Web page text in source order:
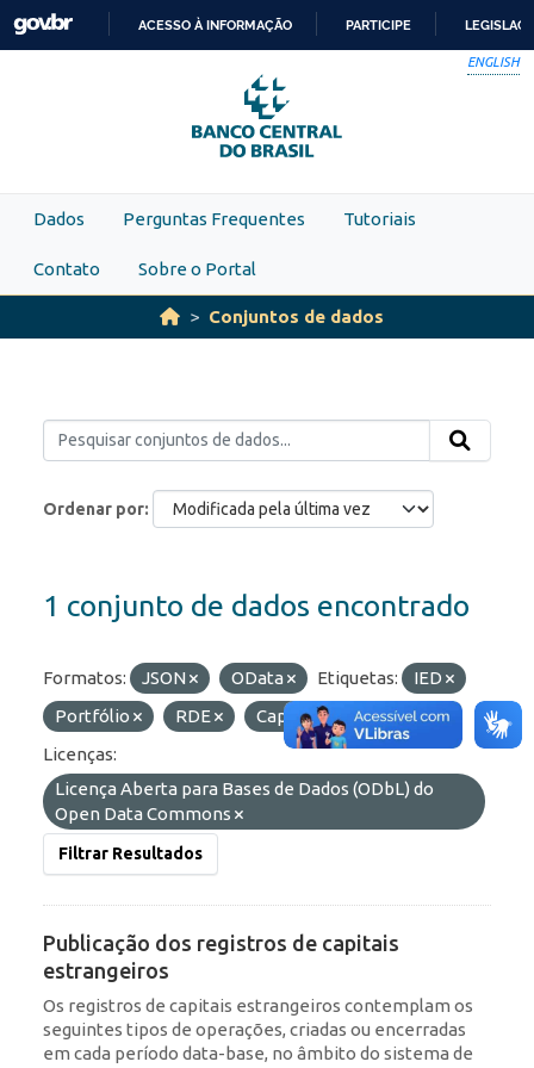
Skip to main content
PARA
O
CONTEÚDO
ACESSO À INFORMAÇÃO PARTICIPE
ENGLISH
Dados Perguntas Frequentes Tutoriais
Contato Sobre o Portal
Conjuntos de dados
Ordenar por
1 conjunto de dados encontrado
Formatos: JSON OData Etiquetas:
IED
Portfólio
RDE
Capitais Estrangeiros
Licenças:
Licença Aberta para Bases de Dados (ODbL) do
Open Data Commons
Filtrar Resultados
Publicação dos registros de capitais
estrangeiros
Os registros de capitais estrangeiros contemplam os
seguintes tipos de operações, criadas ou encerradas
em cada período data-base, no âmbito do sistema de